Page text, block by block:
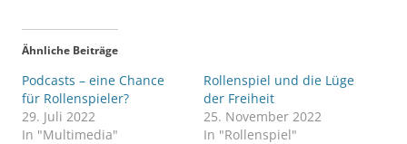
Ähnliche Beiträge
Podcasts – eine Chance
für Rollenspieler?
29. Juli 2022
In "Multimedia"
Rollenspiel und die Lüge
der Freiheit
25. November 2022
In "Rollenspiel"